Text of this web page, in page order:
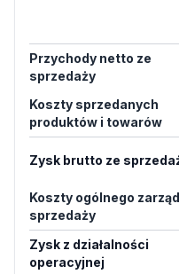
Przychody netto ze
sprzedaży
Koszty sprzedanych
produktów i towarów
Zysk brutto ze
Koszty ogólnego
sprzedaży
Zysk z działalności
operacyjnej